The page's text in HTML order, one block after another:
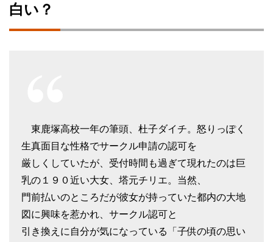
白い？
東鹿塚高校一年の筆頭、杜子ダイチ。怒りっぽく
生真面目な性格でサークル申請の認可を
厳しくしていたが、受付時間も過ぎて現れたのは巨
乳の１９０近い大女、塔元チリエ。当然、
門前払いのところだが彼女が持っていた都内の大地
図に興味を惹かれ、サークル認可と
引き換えに自分が気になっている「子供の頃の思い